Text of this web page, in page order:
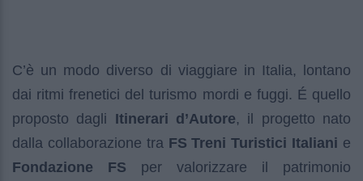
C’è un modo diverso di viaggiare in Italia, lontano
dai ritmi frenetici del turismo mordi e fuggi. É quello
proposto dagli Itinerari d’Autore, il progetto nato
dalla collaborazione tra FS Treni Turistici Italiani e
Fondazione FS per valorizzare il patrimonio